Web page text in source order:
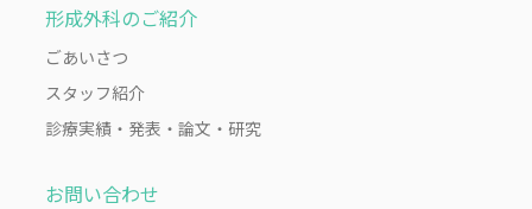
形成外科のご紹介
ごあいさつ
スタッフ紹介
診療実績・発表・論文・研究
お問い合わせ